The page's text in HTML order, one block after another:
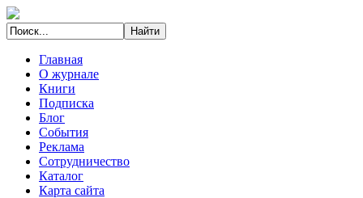
Главная
О журнале
Книги
Подписка
Блог
События
Реклама
Сотрудничество
Каталог
Карта сайта